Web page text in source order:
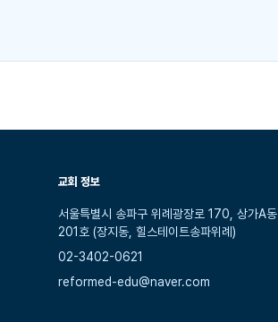
교회 정보
서울특별시 송파구 위례광장로 170, 상가A동
201호 (장지동, 힐스테이트송파위례)
02-3402-0621
reformed-edu@naver.com